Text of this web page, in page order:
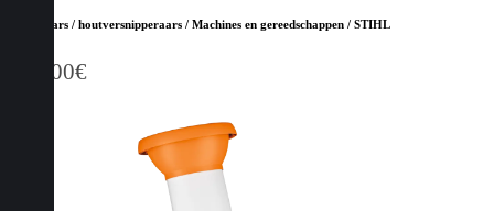
Hakselaars / houtversnipperaars / Machines en gereedschappen / STIHL
669,00€